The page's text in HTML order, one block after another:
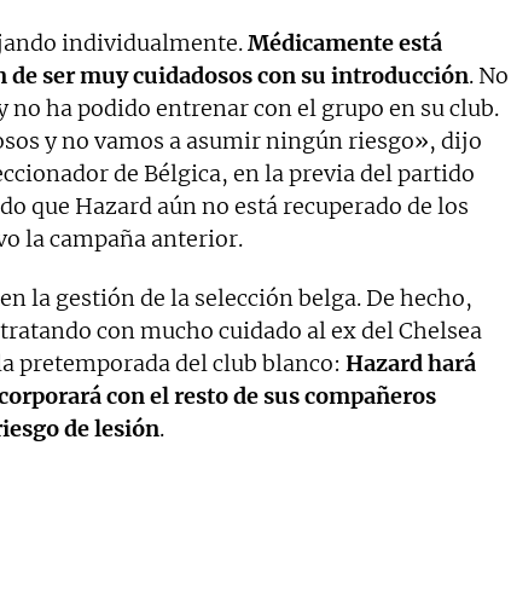
individualmente.Médicamente está
de ser muy cuidadosos con su introducción. No
no ha podido entrenar con el grupo en su club.
y no vamos a asumir ningún riesgo», dijo
de Bélgica, en la previa del partido
que Hazard aún no está recuperado de los
la campaña anterior.
la gestión de la selección belga. De hecho,
con mucho cuidado al ex del Chelsea
pretemporada del club blanco: Hazard hará
con el resto de sus compañeros
de lesión.